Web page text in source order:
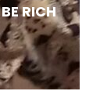
RICH